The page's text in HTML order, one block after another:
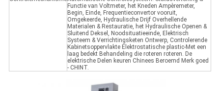
Functie van Voltmeter, het Kneden Ampèremeter,
Begin, Einde, Frequentieconvertor vooruit,
Omgekeerde, Hydraulische Drijf Overhellende
Materialen & Restauratie, het Hydraulische Openen &
Sluitend Deksel, Noodsituatieeinde, Elektrisch
Systeem & Verrichtingsketen Ontwerp, Controlerende
Kabinetsoppervlakte Elektrostatische plastic-Met een
laag bedekt Behandeling die roteren roteren. De
elektrische Delen keuren Chinees Beroemd Merk goed
- CHINT.